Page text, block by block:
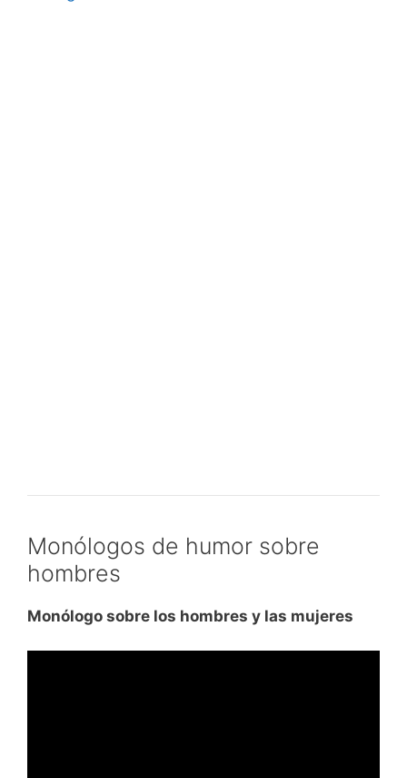
Monólogos de humor sobre
hombres
Monólogo sobre los hombres y las mujeres